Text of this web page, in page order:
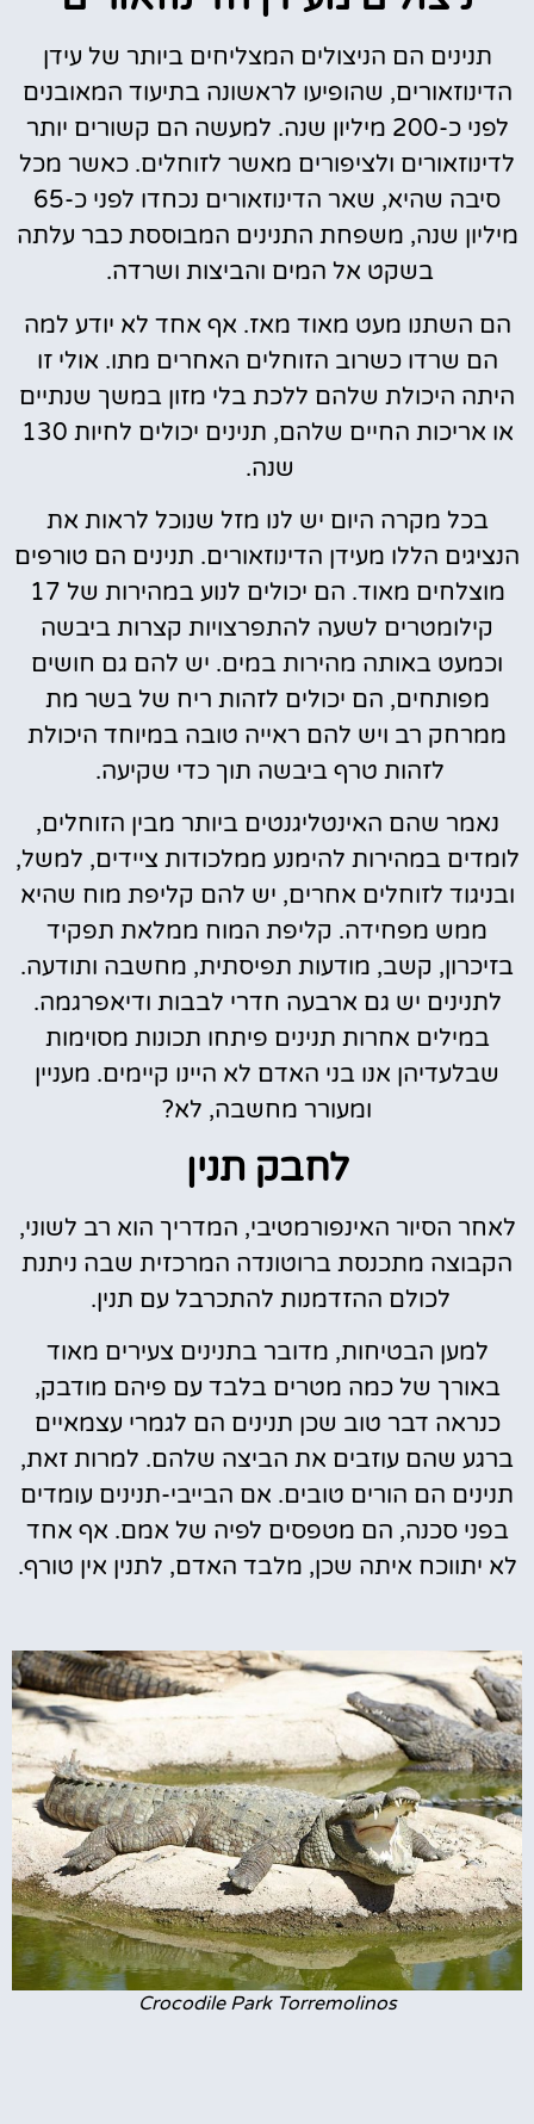
תנינים הם הניצולים המצליחים ביותר של עידן
הדינוזאורים, שהופיעו לראשונה בתיעוד המאובנים
לפני כ-200 מיליון שנה. למעשה הם קשורים יותר
לדינוזאורים ולציפורים מאשר לזוחלים. כאשר מכל
סיבה שהיא, שאר הדינוזאורים נכחדו לפני כ-65
מיליון שנה, משפחת התנינים המבוססת כבר עלתה
בשקט אל המים והביצות ושרדה.
הם השתנו מעט מאוד מאז. אף אחד לא יודע למה
הם שרדו כשרוב הזוחלים האחרים מתו. אולי זו
היתה היכולת שלהם ללכת בלי מזון במשך שנתיים
או אריכות החיים שלהם, תנינים יכולים לחיות 130
שנה.
בכל מקרה היום יש לנו מזל שנוכל לראות את
הנציגים הללו מעידן הדינוזאורים. תנינים הם טורפים
מוצלחים מאוד. הם יכולים לנוע במהירות של 17
קילומטרים לשעה להתפרצויות קצרות ביבשה
וכמעט באותה מהירות במים. יש להם גם חושים
מפותחים, הם יכולים לזהות ריח של בשר מת
ממרחק רב ויש להם ראייה טובה במיוחד היכולת
לזהות טרף ביבשה תוך כדי שקיעה.
נאמר שהם האינטליגנטים ביותר מבין הזוחלים,
לומדים במהירות להימנע ממלכודות ציידים, למשל,
ובניגוד לזוחלים אחרים, יש להם קליפת מוח שהיא
ממש מפחידה. קליפת המוח ממלאת תפקיד
בזיכרון, קשב, מודעות תפיסתית, מחשבה ותודעה.
לתנינים יש גם ארבעה חדרי לבבות ודיאפרגמה.
במילים אחרות תנינים פיתחו תכונות מסוימות
שבלעדיהן אנו בני האדם לא היינו קיימים. מעניין
ומעורר מחשבה, לא?
לחבק תנין
לאחר הסיור האינפורמטיבי, המדריך הוא רב לשוני,
הקבוצה מתכנסת ברוטונדה המרכזית שבה ניתנת
לכולם ההזדמנות להתכרבל עם תנין.
למען הבטיחות, מדובר בתנינים צעירים מאוד
באורך של כמה מטרים בלבד עם פיהם מודבק,
כנראה דבר טוב שכן תנינים הם לגמרי עצמאיים
ברגע שהם עוזבים את הביצה שלהם. למרות זאת,
תנינים הם הורים טובים. אם הבייבי-תנינים עומדים
בפני סכנה, הם מטפסים לפיה של אמם. אף אחד
לא יתווכח איתה שכן, מלבד האדם, לתנין אין טורף.
Crocodile Park Torremolinos